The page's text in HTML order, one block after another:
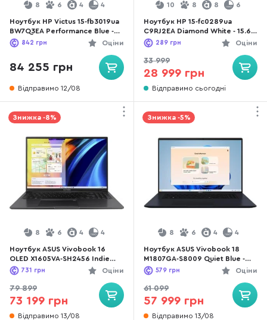
8 6 4 4
Ноутбук HP Victus 15-fb3019ua
BW7Q3EA Performance Blue -
15.6" IPS 144 Гц / AMD Ryzen 7 /
8845HS / DDR5 16 ГБ / PCI-E
SSD 512 ГБ / GeForce RTX 4060
Оціни
842 грн
84 255 грн
Відправимо 12/08
10 8 8 6
Ноутбук HP 15-fc0289ua
C9RJ2EA Diamond White - 15.6"
IPS 60 Гц / AMD Ryzen 3 /
5425U / DDR4 16 ГБ / PCI-E SSD
512 ГБ / Radeon Graphics
Оціни
289 грн
33 999
28 999 грн
Відправимо сьогодні
Знижка -8%
8 6 4 4
Ноутбук ASUS Vivobook 16
OLED X1605VA-SH2456 Indie
Black - 16" OLED 60 Гц / Intel
Core 9 / 270H / DDR5 24 ГБ /
PCI-E SSD 1 ТБ / Intel Graphics
Оціни
731 грн
79 899
73 199 грн
Відправимо 13/08
Знижка -5%
8 6 4 4
Ноутбук ASUS Vivobook 18
M1807GA-S8009 Quiet Blue -
18" IPS 144 Гц / AMD Ryzen AI 5
/ 430 / DDR5 16 ГБ / PCI-E SSD
1 ТБ / Radeon Graphics
Оціни
579 грн
61 099
57 999 грн
Відправимо 13/08